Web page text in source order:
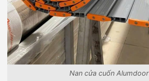
Nan cửa cuốn Alumdoor